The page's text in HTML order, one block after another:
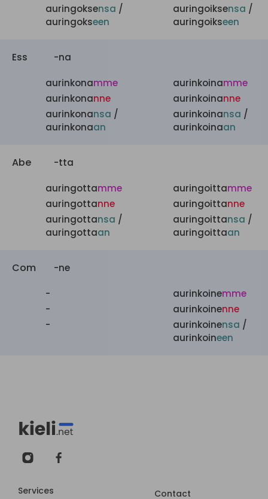
auringoksensa /
auringokseen
auringoiksensa /
auringoikseen
Ess -na
aurinkonamme
aurinkonanne
aurinkonansa /
aurinkonaan
aurinkoinamme
aurinkoinanne
aurinkoinansa /
aurinkoinaan
Abe -tta
auringottamme
auringottanne
auringottansa /
auringottaan
auringoittamme
auringoittanne
auringoittansa /
auringoittaan
Com -ne
-
-
-
aurinkoinemme
aurinkoinenne
aurinkoinensa /
aurinkoineen
Services Contact